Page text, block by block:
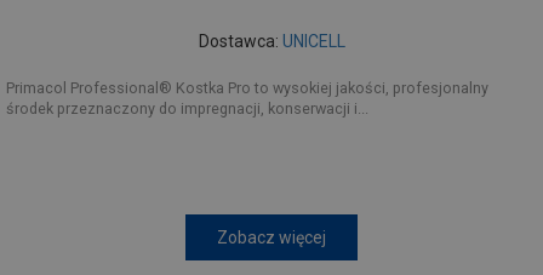
Dostawca: UNICELL
Primacol Professional® Kostka Pro to wysokiej jakości, profesjonalny
środek przeznaczony do impregnacji, konserwacji i...
Zobacz więcej